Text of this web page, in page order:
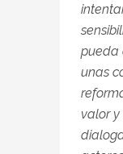
pueda
unas
valor